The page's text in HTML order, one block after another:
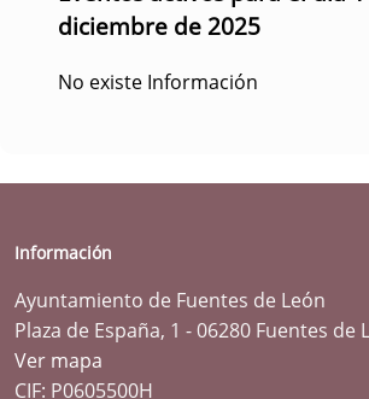
diciembre de 2025
No existe Información
Información
Ayuntamiento de Fuentes de León
Plaza de España, 1 - 06280 Fuentes de
Ver mapa
CIF: P0605500H